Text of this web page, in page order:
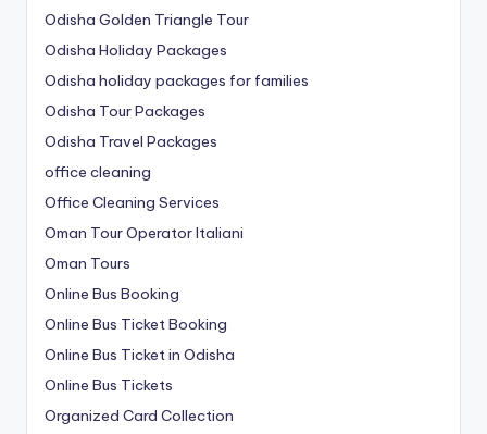
Odisha Golden Triangle Tour
Odisha Holiday Packages
Odisha holiday packages for families
Odisha Tour Packages
Odisha Travel Packages
office cleaning
Office Cleaning Services
Oman Tour Operator Italiani
Oman Tours
Online Bus Booking
Online Bus Ticket Booking
Online Bus Ticket in Odisha
Online Bus Tickets
Organized Card Collection